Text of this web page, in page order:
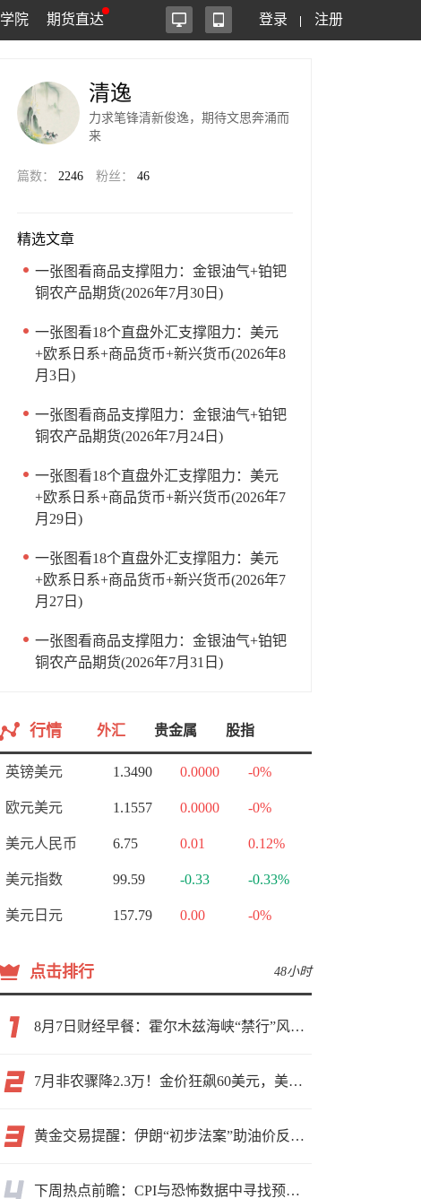
学院 期货直达 登录 注册
清逸
力求笔锋清新俊逸，期待文思奔涌而
来
篇数： 2246 粉丝： 46
精选文章
一张图看商品支撑阻力：金银油气+铂钯
铜农产品期货(2026年7月30日)
一张图看18个直盘外汇支撑阻力：美元
+欧系日系+商品货币+新兴货币(2026年8
月3日)
一张图看商品支撑阻力：金银油气+铂钯
铜农产品期货(2026年7月24日)
一张图看18个直盘外汇支撑阻力：美元
+欧系日系+商品货币+新兴货币(2026年7
月29日)
一张图看18个直盘外汇支撑阻力：美元
+欧系日系+商品货币+新兴货币(2026年7
月27日)
一张图看商品支撑阻力：金银油气+铂钯
铜农产品期货(2026年7月31日)
行情 外汇 贵金属 股指
英镑美元 1.3490 0.0000 -0%
欧元美元 1.1557 0.0000 -0%
美元人民币 6.75 0.01 0.12%
美元指数 99.59 -0.33 -0.33%
美元日元 157.79 0.00 -0%
点击排行 48小时
8月7日财经早餐：霍尔木兹海峡“禁行”风波再起，油价急涨金价承压，非农夜市场博弈加剧
7月非农骤降2.3万！金价狂飙60美元，美联储9月加息预期瞬间崩塌
黄金交易提醒：伊朗“初步法案”助油价反弹逾3%，金价小幅承压，非农重磅来袭！
下周热点前瞻：CPI与恐怖数据中寻找预期差